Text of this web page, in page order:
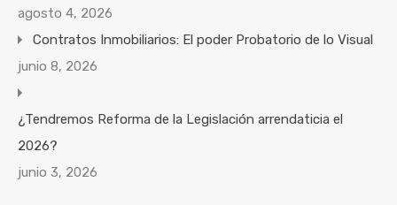
agosto 4, 2026
Contratos Inmobiliarios: El poder Probatorio de lo Visual
junio 8, 2026
¿Tendremos Reforma de la Legislación arrendaticia el
2026?
junio 3, 2026